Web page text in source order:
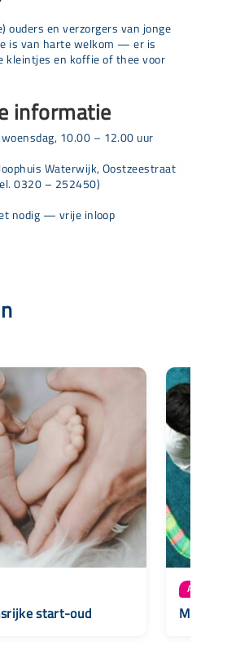
ouders en verzorgers van jonge
is van harte welkom — er is
kleintjes en koffie of thee voor
informatie
10.00 – 12.00 uur
Waterwijk, Oostzeestraat
0320 – 252450)
nodig — vrije inloop
start-oud
AANBOD